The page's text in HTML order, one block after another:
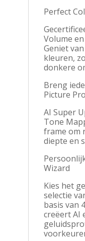
Perfect
Volume
Geniet
kleuren,
donkere
Breng
Picture Pro
AI Super
Tone
frame om
diepte en
Wizard
Kies het
selectie
basis van
creëert AI